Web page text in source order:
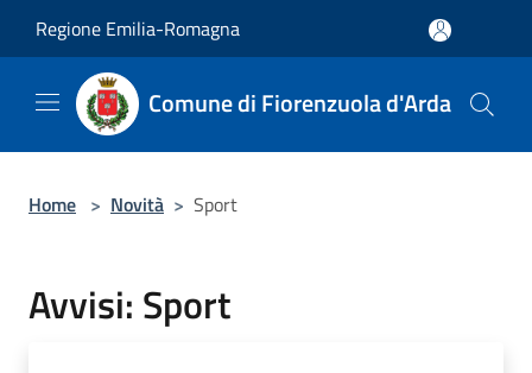
Regione Emilia-Romagna
Comune di Fiorenzuola d'Arda
Home > Novità > Sport
Avvisi: Sport